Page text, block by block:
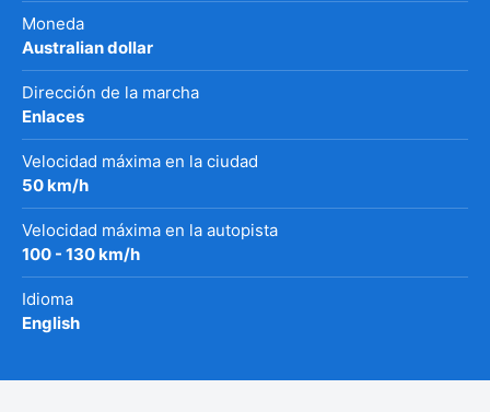
Moneda
Australian dollar
Dirección de la marcha
Enlaces
Velocidad máxima en la ciudad
50 km/h
Velocidad máxima en la autopista
100 - 130 km/h
Idioma
English